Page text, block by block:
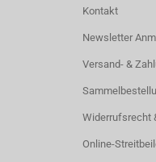
Kontakt
Newsletter
Versand- &
Widerrufsrecht
Online-